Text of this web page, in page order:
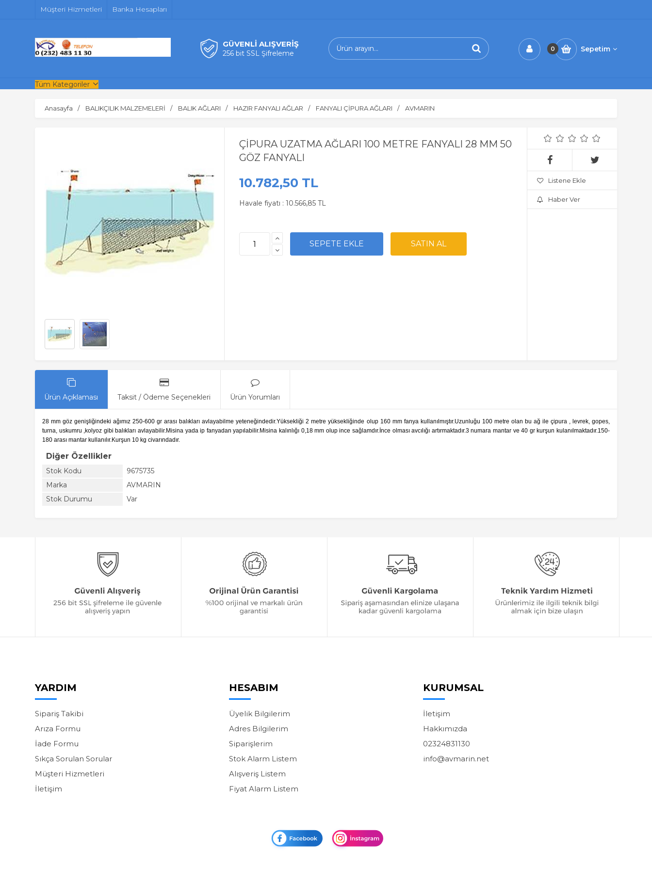
Müşteri Hizmetleri Banka Hesapları
GÜVENLİ ALIŞVERİŞ
256 bit SSL Şifreleme
0 Sepetim
Tüm Kategoriler
Anasayfa BALIKÇILIK MALZEMELERİ BALIK AĞLARI HAZIR FANYALI AĞLAR FANYALI ÇİPURA AĞLARI AVMARIN
ÇİPURA UZATMA AĞLARI 100 METRE FANYALI 28 MM 50
GÖZ FANYALI
10.782,50 TL
Havale fiyatı : 10.566,85 TL
Listene Ekle
Haber Ver
Ürün Açıklaması Taksit / Ödeme Seçenekleri Ürün Yorumları
28 mm göz genişliğindeki ağımız 250-600 gr arası balıkları avlayabilme yeteneğindedir.Yüksekliği 2 metre yüksekliğinde olup 160 mm fanya kullanılmıştır.Uzunluğu 100 metre olan bu ağ ile çipura , levrek, gopes,
turna, uskumru ,kolyoz gibi balıkları avlayabilir.Misina yada ip fanyadan yapılabilir.Misina kalınlığı 0,18 mm olup ince sağlamdır.İnce olması avcılığı artırmaktadır.3 numara mantar ve 40 gr kurşun kulanılmaktadır.150-
180 arası mantar kullanılır.Kurşun 10 kg civarındadır.
Diğer Özellikler
Stok Kodu
9675735
Marka
AVMARIN
Stok Durumu
Var
YARDIM
Sipariş Takibi
Arıza Formu
İade Formu
Sıkça Sorulan Sorular
Müşteri Hizmetleri
İletişim
HESABIM
Üyelik Bilgilerim
Adres Bilgilerim
Siparişlerim
Stok Alarm Listem
Alışveriş Listem
Fiyat Alarm Listem
KURUMSAL
İletişim
Hakkımızda
02324831130
info@avmarin.net